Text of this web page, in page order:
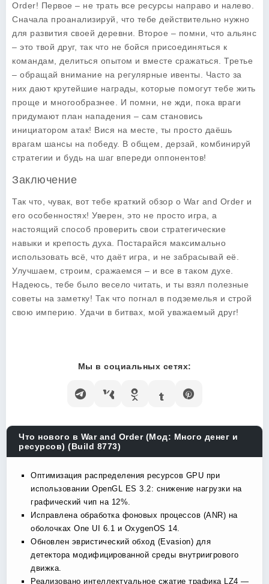
Order! Первое – не трать все ресурсы направо и налево.
Сначала проанализируй, что тебе действительно нужно
для развития своей деревни. Второе – помни, что альянс
– это твой друг, так что не бойся присоединяться к
командам, делиться опытом и вместе сражаться. Третье
– обращай внимание на регулярные ивенты. Часто за
них дают крутейшие награды, которые помогут тебе жить
проще и многообразнее. И помни, не жди, пока враги
придумают план нападения – сам становись
инициатором атак! Вися на месте, ты просто даёшь
врагам шансы на победу. В общем, дерзай, комбинируй
стратегии и будь на шаг впереди оппонентов!
Заключение
Так что, чувак, вот тебе краткий обзор о War and Order и
его особенностях! Уверен, это не просто игра, а
настоящий способ проверить свои стратегические
навыки и крепость духа. Постарайся максимально
использовать всё, что даёт игра, и не забрасывай её.
Улучшаем, строим, сражаемся – и все в таком духе.
Надеюсь, тебе было весело читать, и ты взял полезные
советы на заметку! Так что погнал в подземелья и строй
свою империю. Удачи в битвах, мой уважаемый друг!
Мы в социальных сетях:
Что нового в War and Order (Мод: Много денег и
ресурсов) (Build 8773)
Оптимизация распределения ресурсов GPU при
использовании OpenGL ES 3.2: снижение нагрузки на
графический чип на 12%.
Исправлена обработка фоновых процессов (ANR) на
оболочках One UI 6.1 и OxygenOS 14.
Обновлен эвристический обход (Evasion) для
детектора модифицированной среды внутриигрового
движка.
Реализовано интеллектуальное сжатие трафика LZ4 —